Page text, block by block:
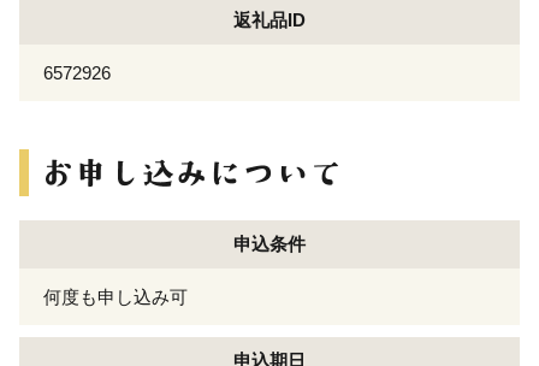
返礼品ID
6572926
申込条件
何度も申し込み可
申込期日